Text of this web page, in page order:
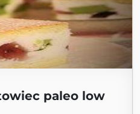
paleo low